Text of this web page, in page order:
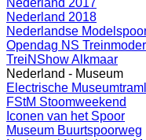
Nederland 2017
Nederland 2018
Nederlandse
Opendag NS
TreiNShow Alkmaar
Nederland - Museum
Electrische
FStM Stoomweekend
Iconen van het Spoor
Museum Buurtspoorweg